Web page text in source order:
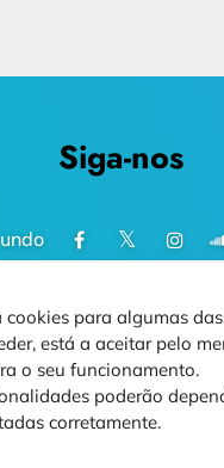
cookies para algumas
está a aceitar pelo
o seu funcionamento.
poderão
corretamente.
Siga-nos